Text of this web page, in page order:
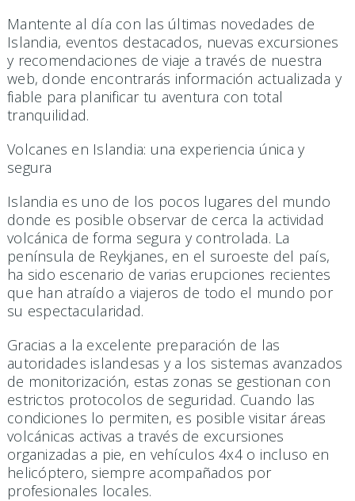
Mantente al día con las últimas novedades de
Islandia, eventos destacados, nuevas excursiones
y recomendaciones de viaje a través de nuestra
web, donde encontrarás información actualizada y
fiable para planificar tu aventura con total
tranquilidad.
Volcanes en Islandia: una experiencia única y
segura
Islandia es uno de los pocos lugares del mundo
donde es posible observar de cerca la actividad
volcánica de forma segura y controlada. La
península de Reykjanes, en el suroeste del país,
ha sido escenario de varias erupciones recientes
que han atraído a viajeros de todo el mundo por
su espectacularidad.
Gracias a la excelente preparación de las
autoridades islandesas y a los sistemas avanzados
de monitorización, estas zonas se gestionan con
estrictos protocolos de seguridad. Cuando las
condiciones lo permiten, es posible visitar áreas
volcánicas activas a través de excursiones
organizadas a pie, en vehículos 4x4 o incluso en
helicóptero, siempre acompañados por
profesionales locales.